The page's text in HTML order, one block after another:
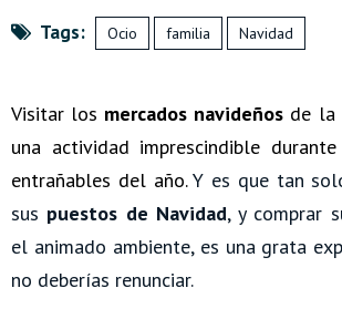
Tags: Ocio familia Navidad
Visitar los mercados navideños de la
una actividad imprescindible
entrañables del año.Y es que tan
sus puestos de Navidad, y comprar
el animado ambiente, es una grata
no deberías renunciar.